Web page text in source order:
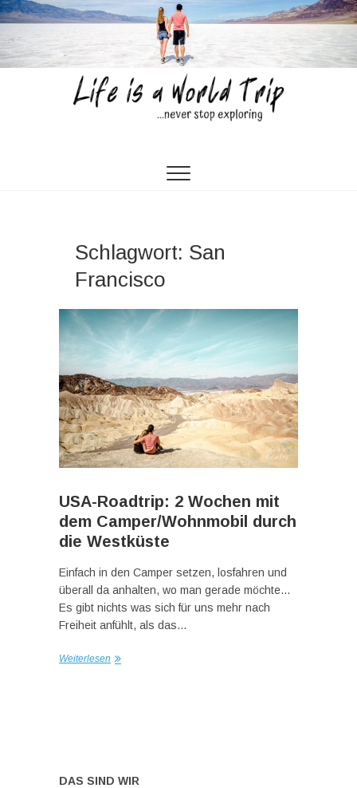
Skip
to
content
Schlagwort: San
Francisco
USA-Roadtrip: 2 Wochen mit
dem Camper/Wohnmobil durch
die Westküste
Einfach in den Camper setzen, losfahren und
überall da anhalten, wo man gerade möchte…
Es gibt nichts was sich für uns mehr nach
Freiheit anfühlt, als das…
Weiterlesen
DAS SIND WIR